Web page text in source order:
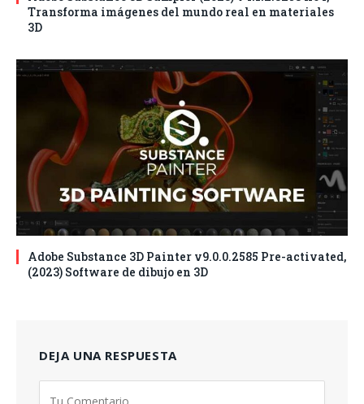
Transforma imágenes del mundo real en materiales
3D
Adobe Substance 3D Painter v9.0.0.2585 Pre-activated,
(2023) Software de dibujo en 3D
DEJA UNA RESPUESTA